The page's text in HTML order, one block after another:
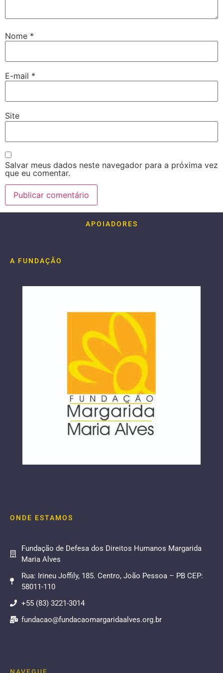
Nome *
E-mail *
Site
Salvar meus dados neste navegador para a próxima vez
que eu comentar.
APOIADORES
A FUNDAÇÃO
ONDE ESTAMOS
Fundação de Defesa dos Direitos Humanos Margarida
Maria Alves
Rua: Irineu Joffily, 185. Centro, João Pessoa – PB CEP:
58011-110
+55 (83) 3221-3014
fundacao@fundacaomargaridaalves.org.br
NAVEGUE